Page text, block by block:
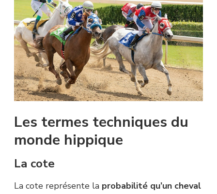
Les termes techniques du
monde hippique
La cote
La cote représente la probabilité qu’un cheval